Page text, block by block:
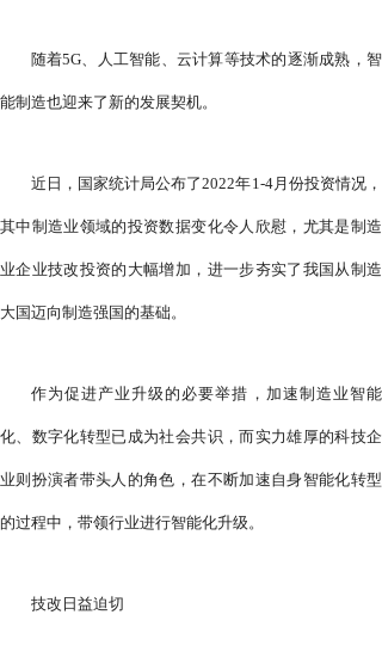
随着5G、人工智能、云计算等技术的逐渐成熟，智
能制造也迎来了新的发展契机。
近日，国家统计局公布了2022年1-4月份投资情况，
其中制造业领域的投资数据变化令人欣慰，尤其是制造
业企业技改投资的大幅增加，进一步夯实了我国从制造
大国迈向制造强国的基础。
作为促进产业升级的必要举措，加速制造业智能
化、数字化转型已成为社会共识，而实力雄厚的科技企
业则扮演者带头人的角色，在不断加速自身智能化转型
的过程中，带领行业进行智能化升级。
技改日益迫切